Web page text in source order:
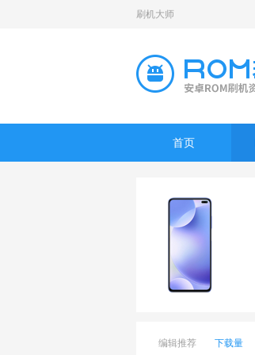
刷机大师
首页
编辑推荐 下载量